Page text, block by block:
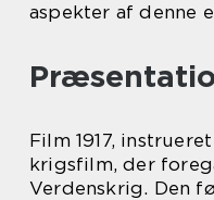
aspekter af denne
Film 1917,
krigsfilm, der
Verdenskrig. Den